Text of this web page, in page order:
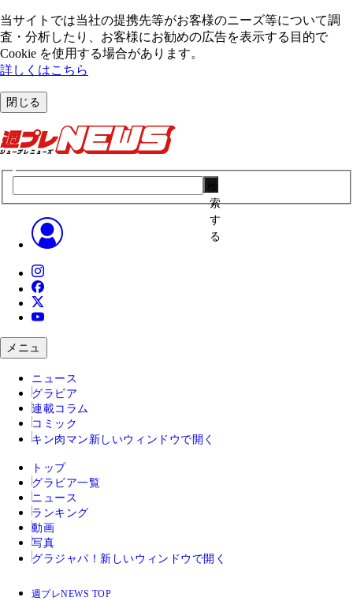
当サイトでは当社の提携先等がお客様のニーズ等について調
査・分析したり、お客様にお勧めの広告を表⽰する⽬的で
Cookie を使⽤する場合があります。
詳しくはこちら
閉じる
索
す
る
メニュ
ニュース
グラビア
連載コラム
コミック
キン肉マン 新しいウィンドウで開く
トップ
グラビア一覧
ニュース
ランキング
動画
写真
グラジャパ！ 新しいウィンドウで開く
週プレNEWS TOP